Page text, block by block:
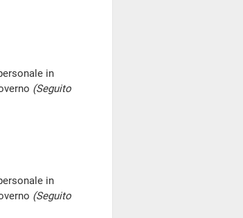
in
(Seguito
in
(Seguito